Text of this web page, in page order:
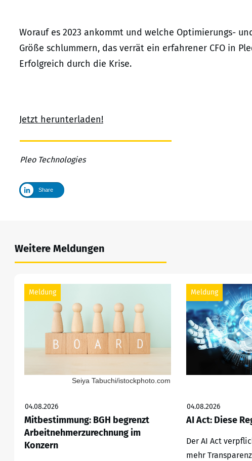
Worauf es 2023 ankommt und welche Optimierungs-
Größe schlummern, das verrät ein erfahrener CFO in
Erfolgreich durch die Krise.
Jetzt herunterladen!
Pleo Technologies
Share
Weitere Meldungen
Meldung
Seiya Tabuchi/istockphoto.com
04.08.2026
Mitbestimmung: BGH begrenzt
Arbeitnehmerzurechnung im
Konzern
Meldung
04.08.2026
AI Act: Diese
Der AI Act
mehr